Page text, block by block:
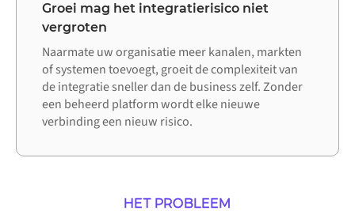
Groei mag het integratierisico niet
vergroten
Naarmate uw organisatie meer kanalen, markten
of systemen toevoegt, groeit de complexiteit van
de integratie sneller dan de business zelf. Zonder
een beheerd platform wordt elke nieuwe
verbinding een nieuw risico.
HET PROBLEEM